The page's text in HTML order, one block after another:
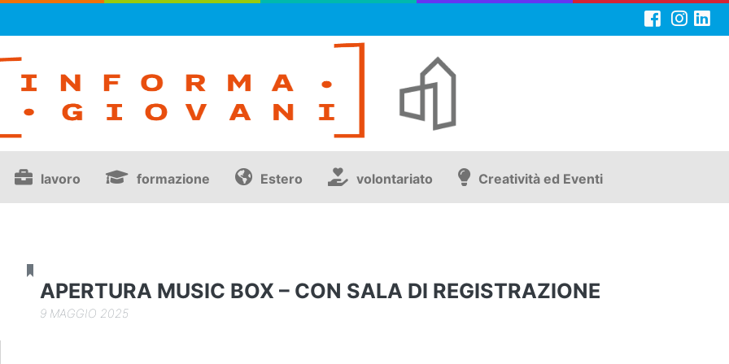
lavoro formazione Estero volontariato Creatività ed Eventi
NEWS
APERTURA MUSIC BOX – CON SALA DI REGISTRAZIONE
9 MAGGIO 2025